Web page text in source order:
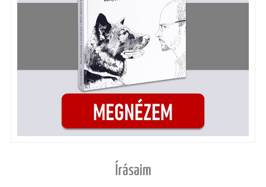
Írásaim